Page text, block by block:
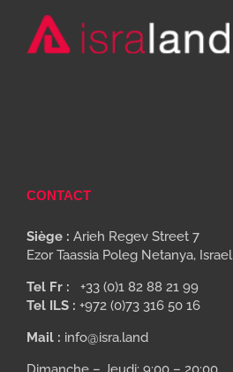
CONTACT
Siège : Arieh Regev Street 7
Ezor Taassia Poleg Netanya, Israel
Tel Fr : +33 (0)1 82 88 21 99
Tel ILS : +972 (0)73 316 50 16
Mail : info@isra.land